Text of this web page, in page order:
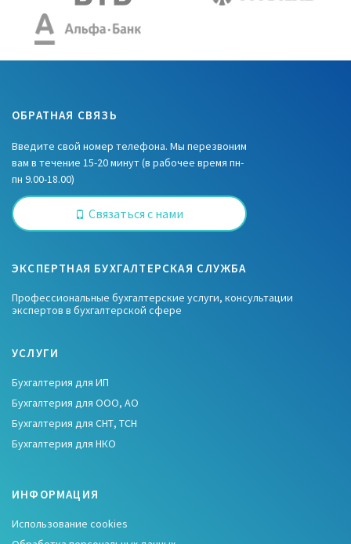
ОБРАТНАЯ СВЯЗЬ
Введите свой номер телефона. Мы перезвоним
вам в течение 15-20 минут (в рабочее время пн-
пн 9.00-18.00)
Связаться с нами
ЭКСПЕРТНАЯ БУХГАЛТЕРСКАЯ СЛУЖБА
Профессиональные бухгалтерские услуги, консультации
экспертов в бухгалтерской сфере
УСЛУГИ
Бухгалтерия для ИП
Бухгалтерия для ООО, АО
Бухгалтерия для СНТ, ТСН
Бухгалтерия для НКО
ИНФОРМАЦИЯ
Использование cookies